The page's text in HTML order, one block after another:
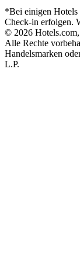
*Bei einigen Hotels
Check-in erfolgen.
© 2026
Alle Rechte
Handelsmarken
L.P.